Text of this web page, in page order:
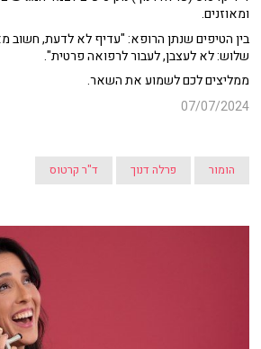
ומאוזנים.
בין הטיפים שנתן הרופא: "עדיף לא לדעת, חשוב
שלוש: לא לעצבן, לעבור לרפואה פרטית".
ממליצים לכם לשמוע את השאר.
07/07/2024
הומור פרלה דנוך ד"ר קרטוס